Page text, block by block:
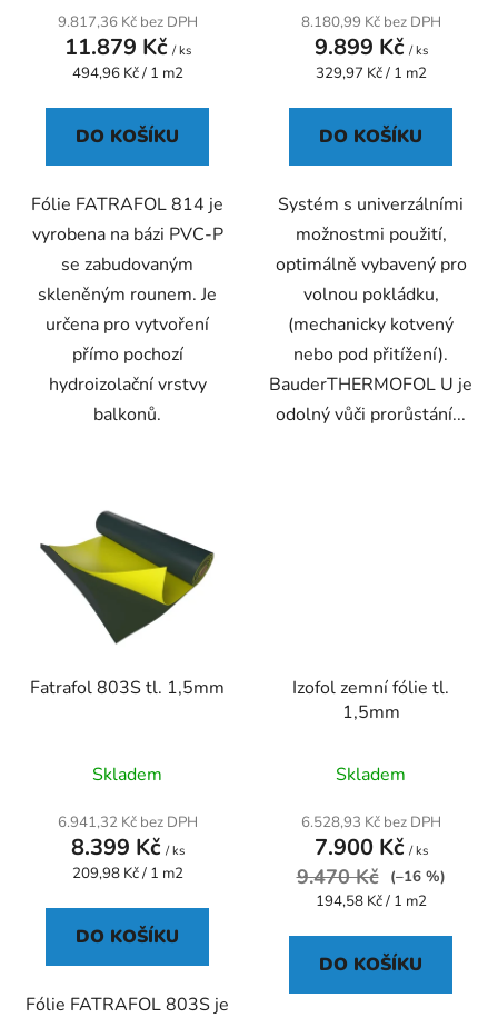
produktu
je
3,3
z
5
hvězdiček.
9.817,36 Kč bez DPH
11.879 Kč / ks
Měrná
494,96 Kč / 1 m2
DO KOŠÍKU
Fólie FATRAFOL 814 je
vyrobena na bázi PVC-P
se zabudovaným
skleněným rounem. Je
určena pro vytvoření
přímo pochozí
hydroizolační vrstvy
balkonů.
produktu
je
5,0
z
5
hvězdiček.
8.180,99 Kč bez DPH
9.899 Kč / ks
Měrná
329,97 Kč / 1 m2
DO KOŠÍKU
Systém s univerzálními
možnostmi použití,
optimálně vybavený pro
volnou pokládku,
(mechanicky kotvený
nebo pod přitížení).
BauderTHERMOFOL U je
odolný vůči prorůstání...
Fatrafol 803S tl. 1,5mm
hodnocení
produktu
je
5,0
z
5
hvězdiček.
Skladem
6.941,32 Kč bez DPH
8.399 Kč / ks
Měrná
209,98 Kč / 1 m2
DO KOŠÍKU
Fólie FATRAFOL 803S je
Izofol zemní fólie tl.
1,5mm
hodnocení
produktu
je
5,0
z
5
hvězdiček.
Skladem
6.528,93 Kč bez DPH
7.900 Kč / ks
9.470 Kč
(–16 %)
Měrná
194,58 Kč / 1 m2
DO KOŠÍKU